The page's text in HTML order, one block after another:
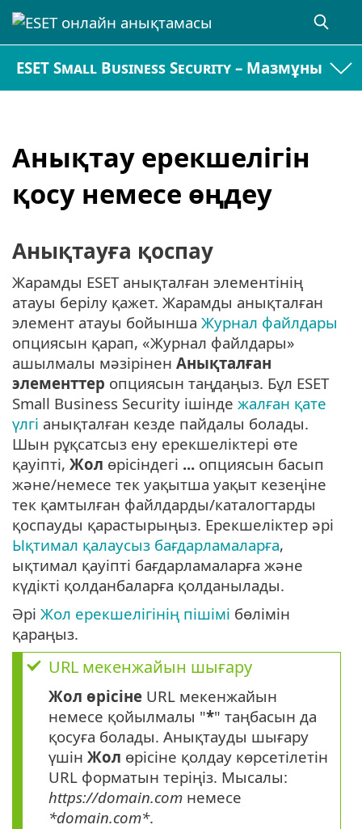
ESET Small Business Security – Мазмұны
Анықтау ерекшелігін
қосу немесе өңдеу
Анықтауға қоспау
Жарамды ESET анықталған элементінің
атауы берілу қажет. Жарамды анықталған
элемент атауы бойынша Журнал файлдары
опциясын қарап, «Журнал файлдары»
ашылмалы мәзірінен Анықталған
элементтер опциясын таңдаңыз. Бұл ESET
Small Business Security ішінде жалған қате
үлгі анықталған кезде пайдалы болады.
Шын рұқсатсыз ену ерекшеліктері өте
қауіпті, Жол өрісіндегі ... опциясын басып
және/немесе тек уақытша уақыт кезеңіне
тек қамтылған файлдарды/каталогтарды
қоспауды қарастырыңыз. Ерекшеліктер әрі
Ықтимал қалаусыз бағдарламаларға,
ықтимал қауіпті бағдарламаларға және
күдікті қолданбаларға қолданылады.
Әрі Жол ерекшелігінің пішімі бөлімін
қараңыз.
URL мекенжайын шығару
Жол өрісіне URL мекенжайын
немесе қойылмалы "*" таңбасын да
қосуға болады. Анықтауды шығару
үшін Жол өрісіне қолдау көрсетілетін
URL форматын теріңіз. Мысалы:
https://domain.com немесе
*domain.com*.